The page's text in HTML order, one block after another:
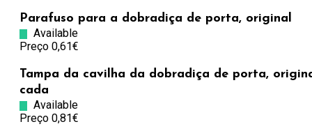
Parafuso para a dobradiça de porta, original
Available
Preço 0,61€
Tampa da cavilha da dobradiça de porta,
cada
Available
Preço 0,81€